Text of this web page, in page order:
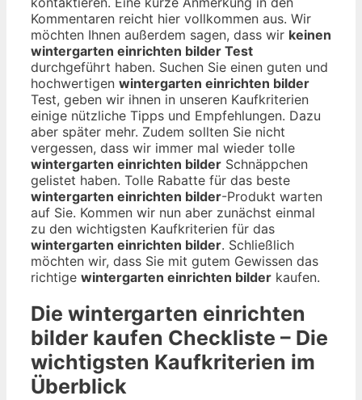
Kommentaren reicht hier vollkommen aus. Wir
möchten Ihnen außerdem sagen, dass wir keinen
wintergarten einrichten bilder Test
durchgeführt haben. Suchen Sie einen guten und
hochwertigen wintergarten einrichten bilder
Test, geben wir ihnen in unseren Kaufkriterien
einige nützliche Tipps und Empfehlungen. Dazu
aber später mehr. Zudem sollten Sie nicht
vergessen, dass wir immer mal wieder tolle
wintergarten einrichten bilder Schnäppchen
gelistet haben. Tolle Rabatte für das beste
wintergarten einrichten bilder-Produkt warten
auf Sie. Kommen wir nun aber zunächst einmal
zu den wichtigsten Kaufkriterien für das
wintergarten einrichten bilder. Schließlich
möchten wir, dass Sie mit gutem Gewissen das
richtige wintergarten einrichten bilder kaufen.
Die wintergarten einrichten
bilder kaufen Checkliste – Die
wichtigsten Kaufkriterien im
Überblick